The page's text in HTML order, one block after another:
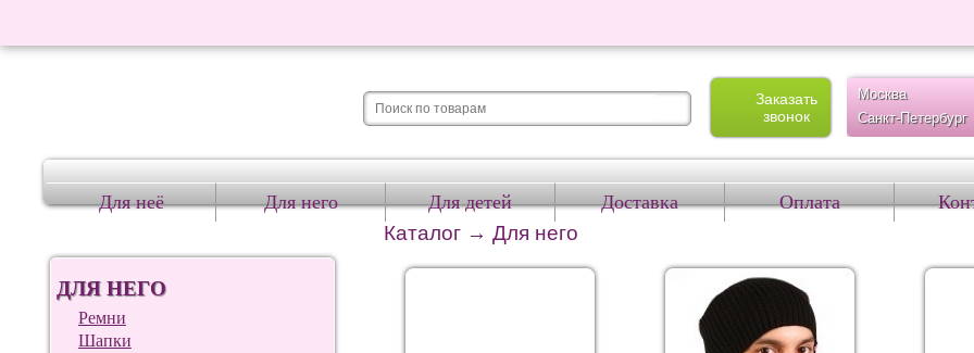
Заказать
звонок
Москва
Санкт-Петербург
Для неё Для него Для детей Доставка Оплата
ДЛЯ НЕГО
Ремни
Шапки
Каталог →Для него